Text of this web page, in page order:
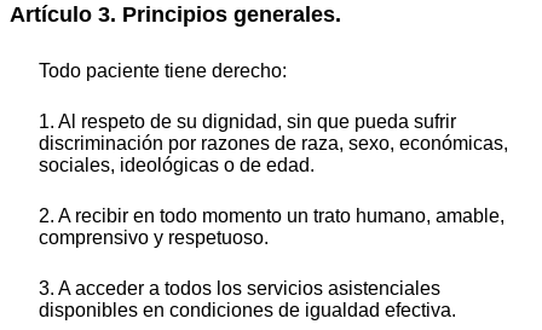
Artículo 3. Principios generales.
Todo paciente tiene derecho:
1. Al respeto de su dignidad, sin que pueda sufrir
discriminación por razones de raza, sexo, económicas,
sociales, ideológicas o de edad.
2. A recibir en todo momento un trato humano, amable,
comprensivo y respetuoso.
3. A acceder a todos los servicios asistenciales
disponibles en condiciones de igualdad efectiva.